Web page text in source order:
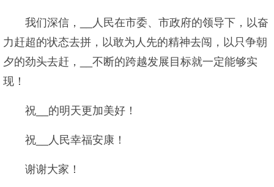
我们深信，__人民在市委、市政府的领导下，以奋
力赶超的状态去拼，以敢为人先的精神去闯，以只争朝
夕的劲头去赶，__不断的跨越发展目标就一定能够实
现！
祝__的明天更加美好！
祝__人民幸福安康！
谢谢大家！